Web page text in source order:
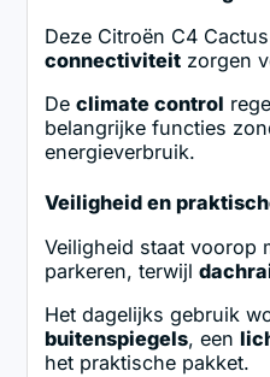
Deze Citroën C4
connectiviteitzorgen
De climate control
belangrijke functies
energieverbruik.
Veiligheid en
Veiligheid staat voorop
parkeren, terwijl
Het dagelijks gebruik
buitenspiegels, een
het praktische pakket.